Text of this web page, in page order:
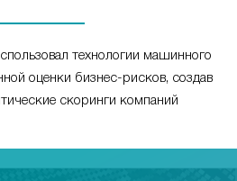
технологии машинного
оценки бизнес-рисков, создав
скоринги компаний